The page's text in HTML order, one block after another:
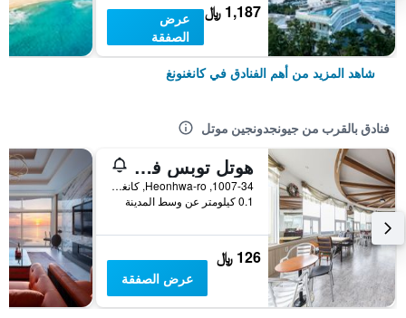
1,187 ﷼
عرض
الصفقة
شاهد المزيد من أهم الفنادق في كانغنونغ
فنادق بالقرب من جيونجدونجين موتل
هوتل توبس فيل
1007-34, Heonhwa-ro, كانغنونغ, كوريا الجنوبية
0.1 كيلومتر عن وسط المدينة
126 ﷼
عرض الصفقة